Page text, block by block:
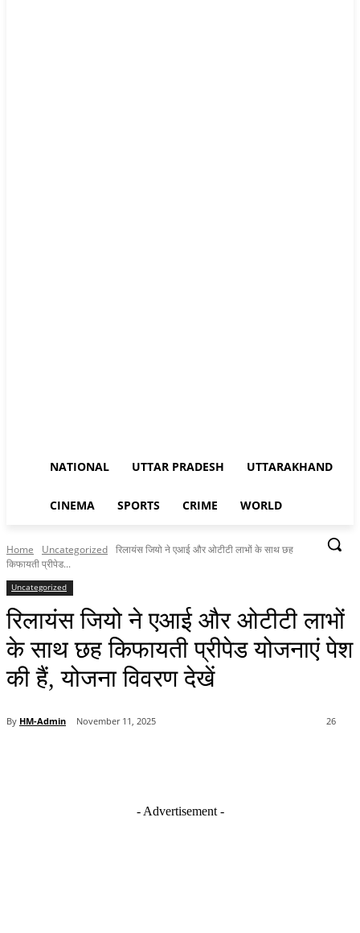
NATIONAL UTTAR PRADESH UTTARAKHAND
CINEMA SPORTS CRIME WORLD
Home Uncategorized रिलायंस जियो ने एआई और ओटीटी लाभों के साथ छह
किफायती प्रीपेड...
Uncategorized
रिलायंस जियो ने एआई और ओटीटी लाभों
के साथ छह किफायती प्रीपेड योजनाएं पेश
की हैं, योजना विवरण देखें
By HM-Admin November 11, 2025 26
- Advertisement -